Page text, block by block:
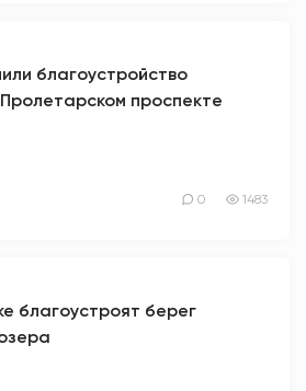
благоустройство
проспекте
0 1483
благоустроят берег